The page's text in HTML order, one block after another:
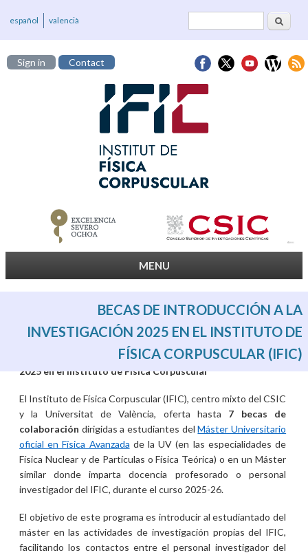
Search
español valencià
Sign in Contact
MENU
BECAS DE INTRODUCCIÓN A LA
INVESTIGACIÓN 2025 EN EL INSTITUTO DE
FÍSICA CORPUSCULAR (IFIC)
Becas de introducción a la investigación JAE Intro ICU
2025 en el Instituto de Física Corpuscular
El Instituto de Física Corpuscular (IFIC), centro mixto del CSIC
y la Universitat de València, oferta hasta 7 becas de
colaboración dirigidas a estudiantes delMáster Universitario
oficial en Física Avanzada de la UV (en las especialidades de
Física Nuclear y de Partículas o Física Teórica) o en un Máster
similar donde imparta docencia profesorado o personal
investigador del IFIC, durante el curso 2025-26.
El objetivo de este programa es introducir al estudiantado del
máster en las actividades de investigación propias del IFIC,
facilitando los contactos entre el personal investigador del